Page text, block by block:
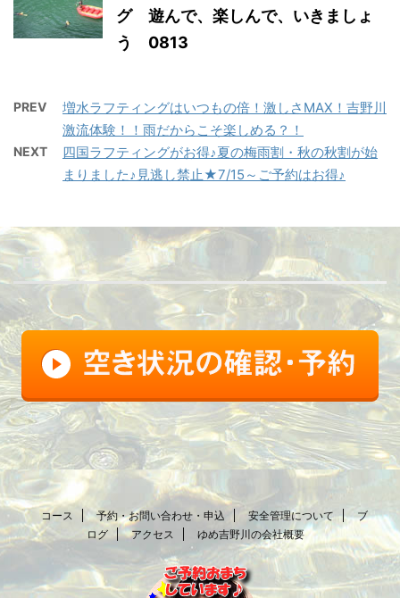
グ 遊んで、楽しんで、いきましょ
う 0813
PREV
増水ラフティングはいつもの倍！激しさMAX！吉野川
激流体験！！雨だからこそ楽しめる？！
NEXT
四国ラフティングがお得♪夏の梅雨割・秋の秋割が始
まりました♪見逃し禁止★7/15～ご予約はお得♪
コース 予約・お問い合わせ・申込 安全管理について
ブ
ログ
アクセス ゆめ吉野川の会社概要